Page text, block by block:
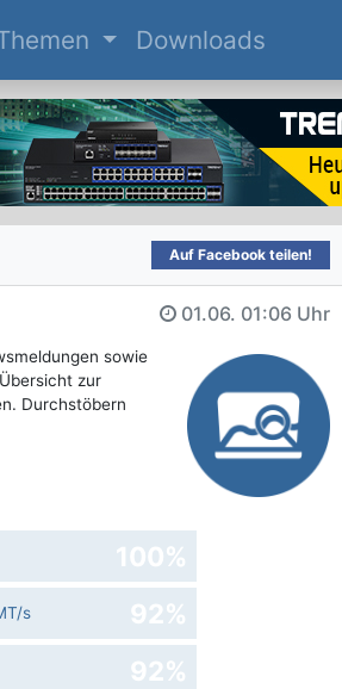
Downloads
Auf Facebook teilen!
01.06. 01:06 Uhr
sowie
zur
Durchstöbern
100%
s
92%
92%